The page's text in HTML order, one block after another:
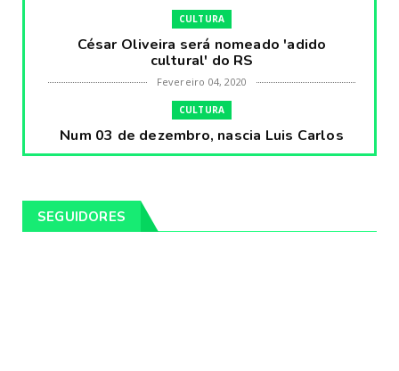
CULTURA
César Oliveira será nomeado 'adido
cultural' do RS
Fevereiro 04, 2020
CULTURA
Num 03 de dezembro, nascia Luis Carlos
Prestes, o Cavaleiro ...
Pintores da Temática Gauchesca - parte
SEGUIDORES